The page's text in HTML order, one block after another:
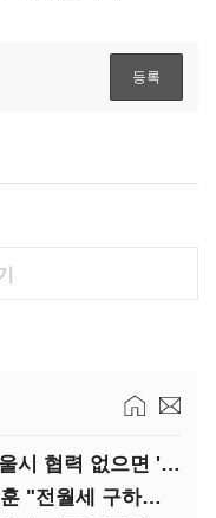
주택공급 '동상이몽'…정부·서울시 협력 없으면 '공수표'
세제개편에 ‘불안·불만’…오세훈 "전월세 구하기 더 힘들어질 것"